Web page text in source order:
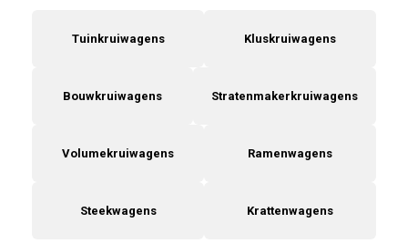
Tuinkruiwagens Kluskruiwagens
Bouwkruiwagens Stratenmakerkruiwagens
Volumekruiwagens Ramenwagens
Steekwagens Krattenwagens